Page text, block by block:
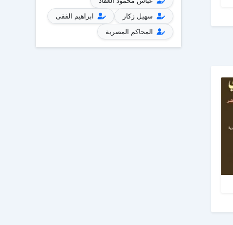
سهيل زكار
ابراهيم الفقى
المحاكم المصرية